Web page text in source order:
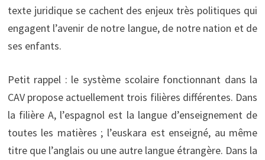
texte juridique se cachent des enjeux très politiques qui
engagent l’avenir de notre langue, de notre nation et de
ses enfants.
Petit rappel : le système scolaire fonctionnant dans la
CAV propose actuellement trois filières différentes. Dans
la filière A, l’espagnol est la langue d’enseignement de
toutes les matières ; l’euskara est enseigné, au même
titre que l’anglais ou une autre langue étrangère. Dans la